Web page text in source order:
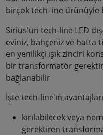
birçok tech-line ürünüyle
Sirius'un tech-line LED
eviniz, bahçeniz ve hatta
en yenilikçi ışık zinciri
bir transformatör
bağlanabilir.
İşte tech-line'ın
kırılabilecek veya
gerektiren